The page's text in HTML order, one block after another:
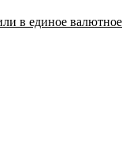
в единое валютное